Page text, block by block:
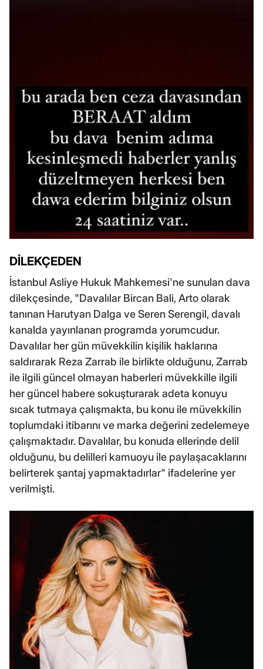
DİLEKÇEDEN
İstanbul Asliye Hukuk Mahkemesi'ne sunulan dava
dilekçesinde, "Davalılar Bircan Bali, Arto olarak
tanınan Harutyan Dalga ve Seren Serengil, davalı
kanalda yayınlanan programda yorumcudur.
Davalılar her gün müvekkilin kişilik haklarına
saldırarak Reza Zarrab ile birlikte olduğunu, Zarrab
ile ilgili güncel olmayan haberleri müvekkille ilgili
her güncel habere sokuşturarak adeta konuyu
sıcak tutmaya çalışmakta, bu konu ile müvekkilin
toplumdaki itibarını ve marka değerini zedelemeye
çalışmaktadır. Davalılar, bu konuda ellerinde delil
olduğunu, bu delilleri kamuoyu ile paylaşacaklarını
belirterek şantaj yapmaktadırlar" ifadelerine yer
verilmişti.